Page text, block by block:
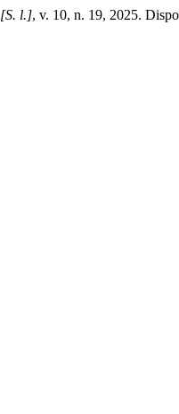
[S. l.], v. 10, n. 19, 2025.